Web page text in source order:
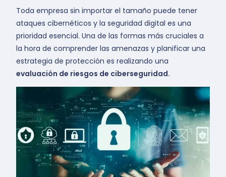
Toda empresa sin importar el tamaño puede tener
ataques cibernéticos y la seguridad digital es una
prioridad esencial. Una de las formas más cruciales a
la hora de comprender las amenazas y planificar una
estrategia de protección es realizando una
evaluación de riesgos de ciberseguridad.